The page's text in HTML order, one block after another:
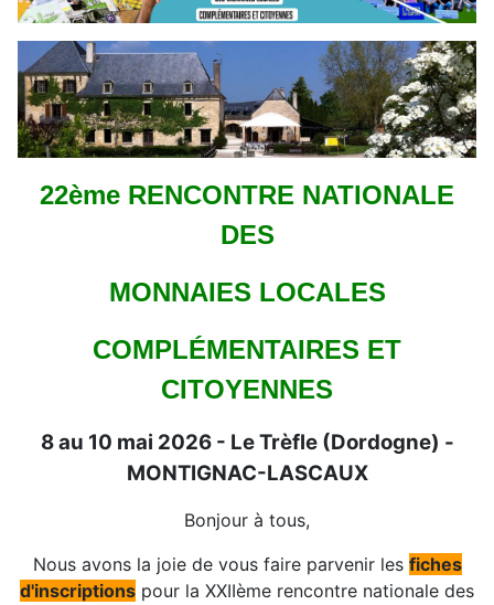
22ème RENCONTRE NATIONALE
DES
MONNAIES LOCALES
COMPLÉMENTAIRES ET
CITOYENNES
8 au 10 mai 2026 - Le Trèfle (Dordogne) -
MONTIGNAC-LASCAUX
Bonjour à tous,
Nous avons la joie de vous faire parvenir les fiches
d'inscriptions pour la XXIIème rencontre nationale des